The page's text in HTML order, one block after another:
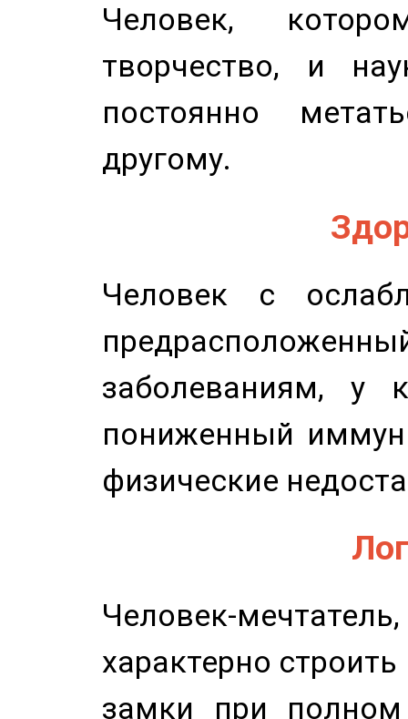
Человек,
творчество, и
постоянно
другому.
Человек с
заболеваниям, у
пониженный
физические
Человек-
характерно
замки при полном